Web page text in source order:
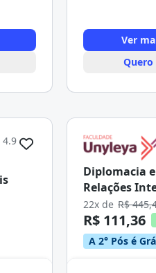
Ver
Quero
4.9
Diplomacia
Relações
22x de R$
R$ 111,36
A 2° Pós é